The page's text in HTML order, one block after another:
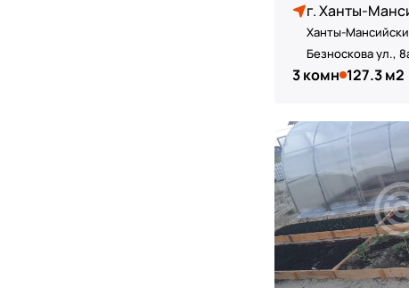
г. Ханты-
Ханты-
Безноскова ул.,
3 комн 127.3 м2